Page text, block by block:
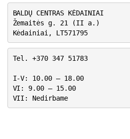
BALDŲ CENTRAS KĖDAINIAI
Žemaitės g. 21 (II a.)
Kėdainiai, LT571795
Tel. +370 347 51783
I-V: 10.00 – 18.00
VI: 9.00 – 15.00
VII: Nedirbame